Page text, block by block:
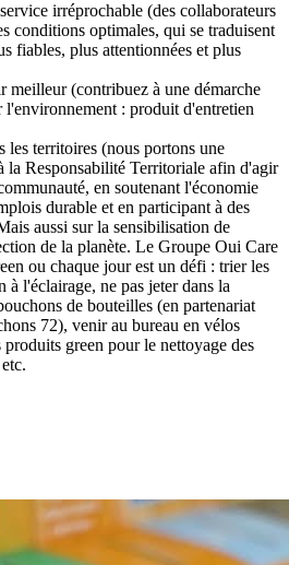
irréprochable (des collaborateurs
conditions optimales, qui se traduisent
fiables, plus attentionnées et plus
meilleur (contribuez à une démarche
l'environnement : produit d'entretien
les territoires (nous portons une
la Responsabilité Territoriale afin d'agir
en soutenant l'économie
durable et en participant à des
aussi sur la sensibilisation de
de la planète. Le Groupe Oui Care
ou chaque jour est un défi : trier les
à l'éclairage, ne pas jeter dans la
de bouteilles (en partenariat
72), venir au bureau en vélos
green pour le nettoyage des